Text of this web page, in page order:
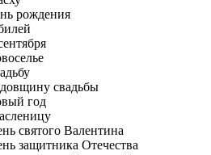
рождения
свадьбы
год
святого Валентина
защитника Отечества